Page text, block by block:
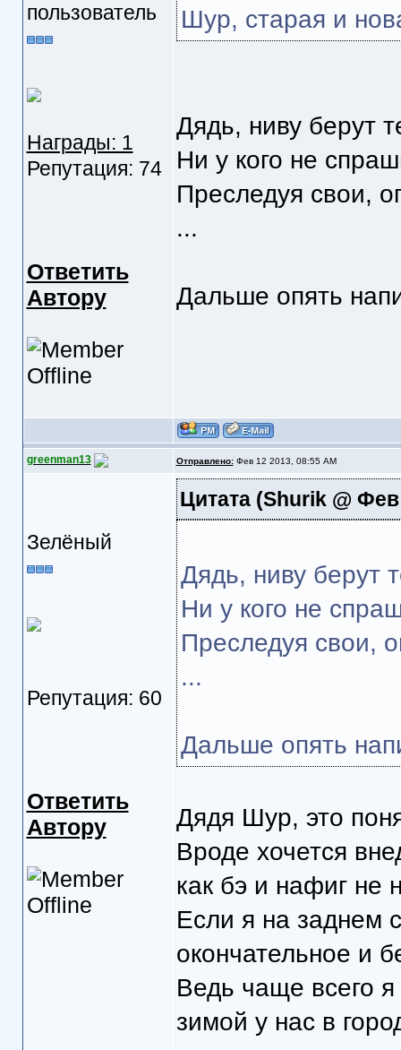
пользователь
Награды: 1
Репутация: 74
Ответить
Автору
Шур, старая и
Дядь, ниву берут
Ни у кого не
Преследуя свои,
...
Дальше опять
greenman13 Отправлено:Фев 12 2013, 08:55 AM
Зелёный
Репутация: 60
Ответить
Автору
Цитата(Shurik @ Фев
Дядь, ниву берут
Ни у кого не
Преследуя свои,
...
Дальше опять
Дядя Шур, это
Вроде хочется
как бэ и нафиг не
Если я на заднем
окончательное и
Ведь чаще всего
зимой у нас в